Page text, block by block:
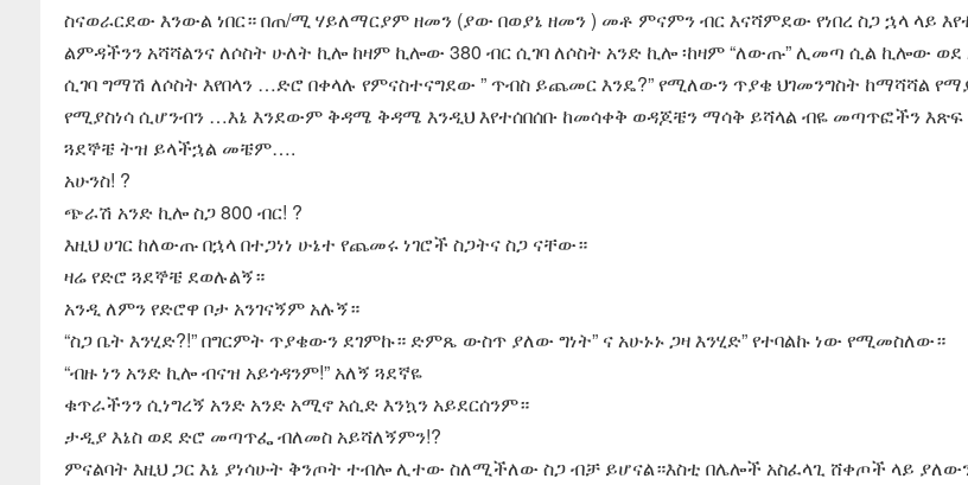
ስናወራርደው እንውል ነበር። በጠ/ሚ ሃይለማርያም ዘመን (ያው በወያኔ ዘመን ) መቶ ምናምን ብር እናሻምደው የነበረ ስጋ ኋላ ላይ
ልምዳችንን አሻሻልንና ለሶስት ሁለት ኪሎ ከዛም ኪሎው 380 ብር ሲገባ ለሶስት አንድ ኪሎ ፡ከዛም “ለውጡ” ሊመጣ ሲል ኪሎው
ሲገባ ግማሽ ለሶስት እየበላን …ድሮ በቀላሉ የምናስተናግደው ” ጥብስ ይጨመር እንዴ?” የሚለውን ጥያቄ ህገመንግስት ከማሻሻል
የሚያስነሳ ሲሆንብን …እኔ እንደውም ቅዳሜ ቅዳሜ እንዲህ እየተሰበሰቡ ከመሳቀቅ ወዳጆቼን ማሳቅ ይሻላል ብዬ መጣጥፎችን እጽፍ
ጓደኞቼ ትዝ ይላችኋል መቼም….
አሁንስ! ?
ጭራሽ አንድ ኪሎ ስጋ 800 ብር! ?
እዚህ ሀገር ከለውጡ በኋላ በተጋነነ ሁኔተ የጨመሩ ነገሮች ስጋትና ስጋ ናቸው።
ዛሬ የድሮ ጓደኞቼ ደወሉልኝ።
አንዲ ለምን የድሮዋ ቦታ አንገናኝም አሉኝ።
“ስጋ ቤት እንሂድ?!” በግርምት ጥያቄውን ደገምኩ። ድምጼ ውስጥ ያለው ግነት” ና አሁኑኑ ጋዛ እንሂድ” የተባልኩ ነው የሚመስለው።
“ብዙ ነን አንድ ኪሎ ብናዝ አይጎዳንም!” አለኝ ጓደኛዬ
ቁጥራችንን ሲነግረኝ አንድ አንድ አሚኖ አሲድ እንኳን አይደርሰንም።
ታዲያ እኔስ ወደ ድሮ መጣጥፌ ብለመስ አይሻለኝምን!?
ምናልባት እዚህ ጋር እኔ ያነሳሁት ቅንጦት ተብሎ ሊተው ስለሚችለው ስጋ ብቻ ይሆናል።እስቲ በሌሎች አስፈላጊ ሸቀጦች ላይ